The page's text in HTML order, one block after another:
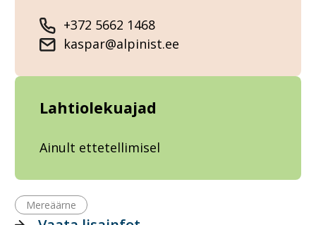
+372 5662 1468
kaspar@alpinist.ee
Lahtiolekuajad
Ainult ettetellimisel
Mereäärne